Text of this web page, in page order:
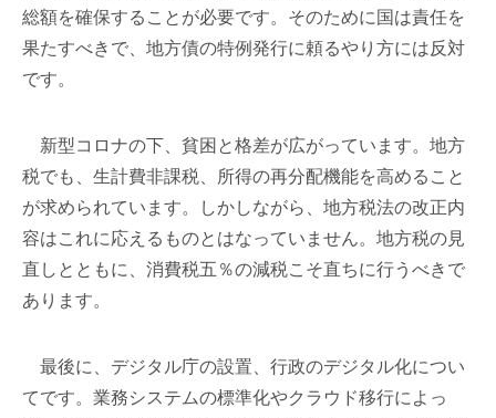
総額を確保することが必要です。そのために国は責任を
果たすべきで、地方債の特例発行に頼るやり方には反対
です。
新型コロナの下、貧困と格差が広がっています。地方
税でも、生計費非課税、所得の再分配機能を高めること
が求められています。しかしながら、地方税法の改正内
容はこれに応えるものとはなっていません。地方税の見
直しとともに、消費税五％の減税こそ直ちに行うべきで
あります。
最後に、デジタル庁の設置、行政のデジタル化につい
てです。業務システムの標準化やクラウド移行によっ